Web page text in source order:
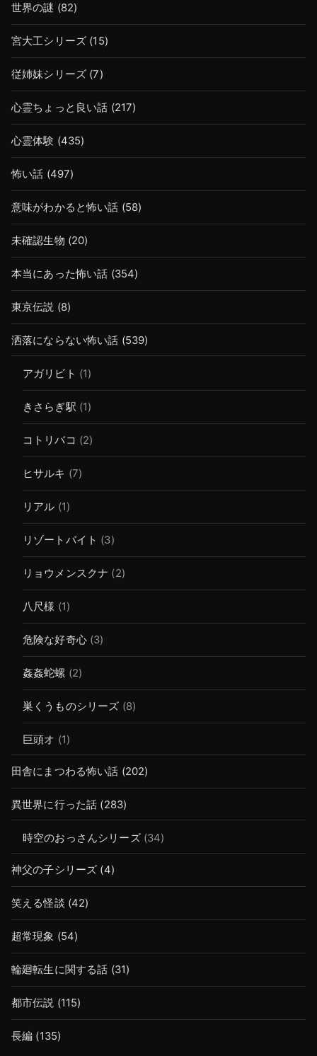
世界の謎 (82)
宮大工シリーズ (15)
従姉妹シリーズ (7)
心霊ちょっと良い話 (217)
心霊体験 (435)
怖い話 (497)
意味がわかると怖い話 (58)
未確認生物 (20)
本当にあった怖い話 (354)
東京伝説 (8)
洒落にならない怖い話 (539)
アガリビト (1)
きさらぎ駅 (1)
コトリバコ (2)
ヒサルキ (7)
リアル (1)
リゾートバイト (3)
リョウメンスクナ (2)
八尺様 (1)
危険な好奇心(3)
姦姦蛇螺 (2)
巣くうものシリーズ (8)
巨頭オ (1)
田舎にまつわる怖い話 (202)
異世界に行った話 (283)
時空のおっさんシリーズ(34)
神父の子シリーズ (4)
笑える怪談 (42)
超常現象 (54)
輪廻転生に関する話 (31)
都市伝説 (115)
長編 (135)